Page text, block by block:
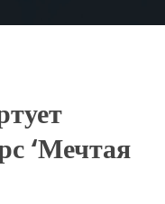
‘Мечтая